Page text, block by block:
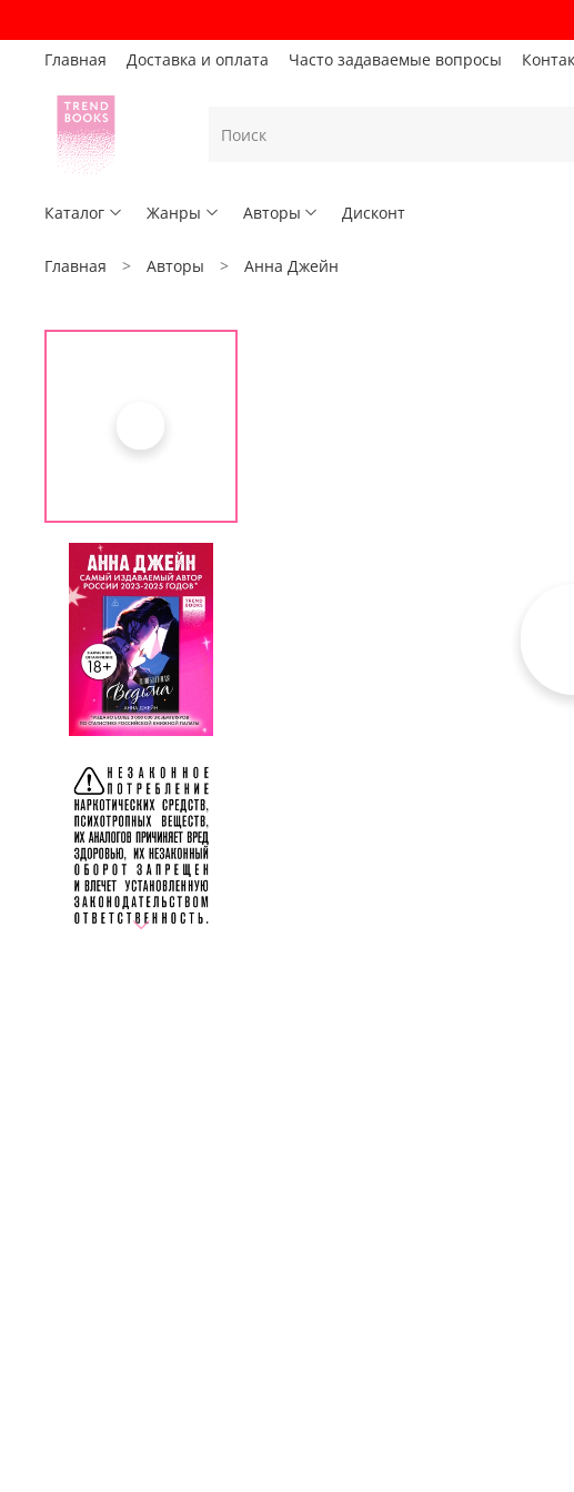
Главная
Доставка и оплата Часто задаваемые вопросы
Каталог Жанры Авторы Дисконт
Главная Авторы Анна Джейн